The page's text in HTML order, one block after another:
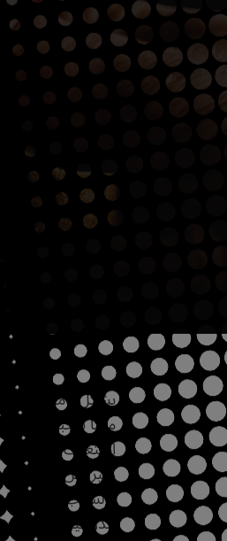
يشكِّل تأمين
منها تتخبط
اشتعلت بين شعوب
كثيرًا من
والسبب الرئيس
للدولتين. فماذا